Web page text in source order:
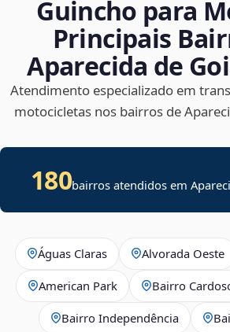
Guincho para
Principais
Aparecida de
Atendimento especializado em
motocicletas nos bairros de
180bairros atendidos em
Águas Claras Alvorada Oeste
American Park Bairro
Bairro Independência